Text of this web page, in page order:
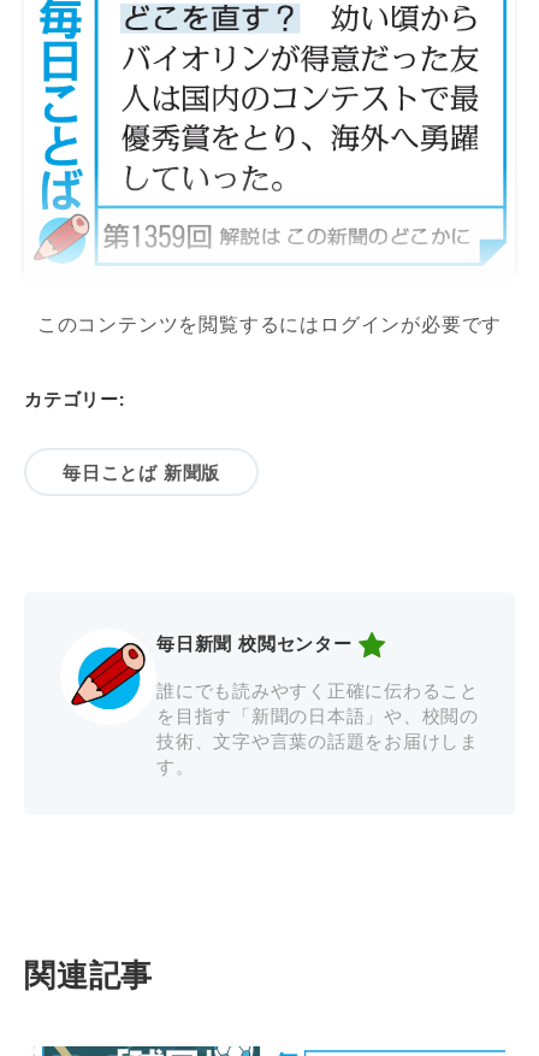
このコンテンツを閲覧するにはログインが必要です
カテゴリー:
毎日ことば 新聞版
毎日新聞 校閲センター
誰にでも読みやすく正確に伝わること
を目指す「新聞の日本語」や、校閲の
技術、文字や言葉の話題をお届けしま
す。
関連記事